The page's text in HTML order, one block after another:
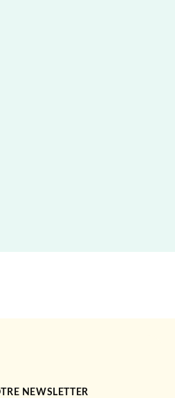
NEWSLETTER